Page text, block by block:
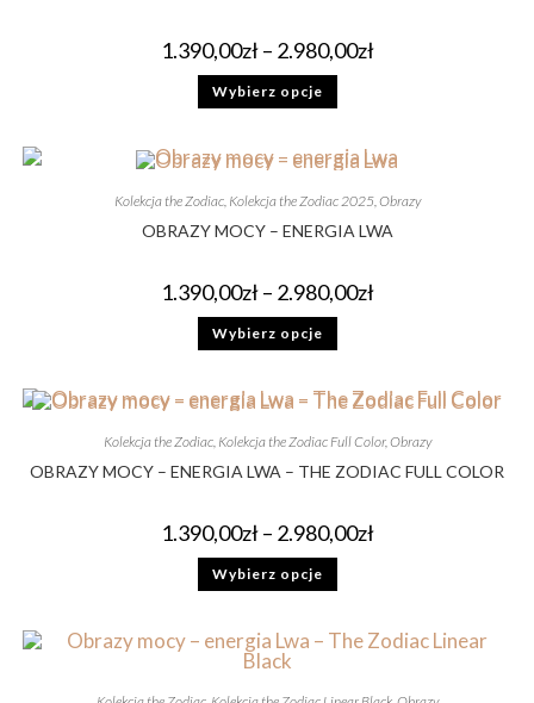
1.390,00zł – 2.980,00zł
Wybierz opcje
Kolekcja the Zodiac, Kolekcja the Zodiac 2025, Obrazy
OBRAZY MOCY – ENERGIA LWA
1.390,00zł – 2.980,00zł
Wybierz opcje
Kolekcja the Zodiac, Kolekcja the Zodiac Full Color,Obrazy
OBRAZY MOCY – ENERGIA LWA – THE ZODIAC FULL COLOR
1.390,00zł – 2.980,00zł
Wybierz opcje